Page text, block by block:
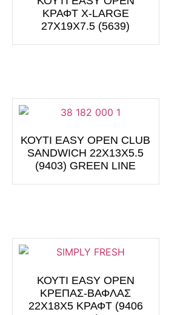
ΚΡΑΦΤ X-LARGE
27Χ19Χ7.5 (5639)
ΚΟΥΤΙ EASY OPEN CLUB
SANDWICH 22X13X5.5
(9403) GREEN LINE
ΚΟΥΤΙ EASY OPEN
ΚΡΕΠΑΣ-ΒΑΦΛΑΣ
22Χ18Χ5 ΚΡΑΦΤ (9406